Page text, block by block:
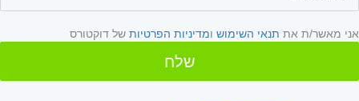
אני מאשר/ת את תנאי השימוש ומדיניות הפרטיות של דוקטורס
שלח